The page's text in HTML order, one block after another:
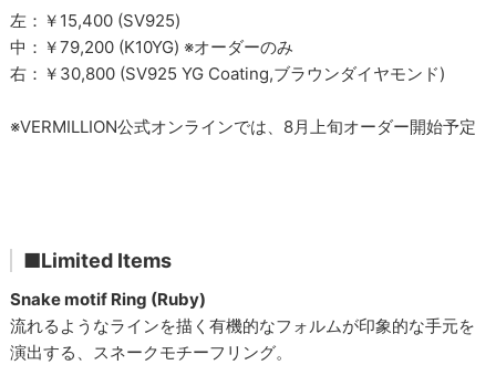
左：￥15,400 (SV925)
中：￥79,200 (K10YG) ※オーダーのみ
右：￥30,800 (SV925 YG Coating,ブラウンダイヤモンド)
※VERMILLION公式オンラインでは、8月上旬オーダー開始予定
■Limited Items
Snake motif Ring (Ruby)
流れるようなラインを描く有機的なフォルムが印象的な手元を
演出する、スネークモチーフリング。